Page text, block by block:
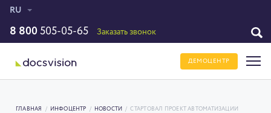
RU
8 800 505-05-65 Заказать звонок
ДЕМОЦЕНТР
ГЛАВНАЯ / ИНФОЦЕНТР / НОВОСТИ /
СТАРТОВАЛ ПРОЕКТ АВТОМАТИЗАЦИИ